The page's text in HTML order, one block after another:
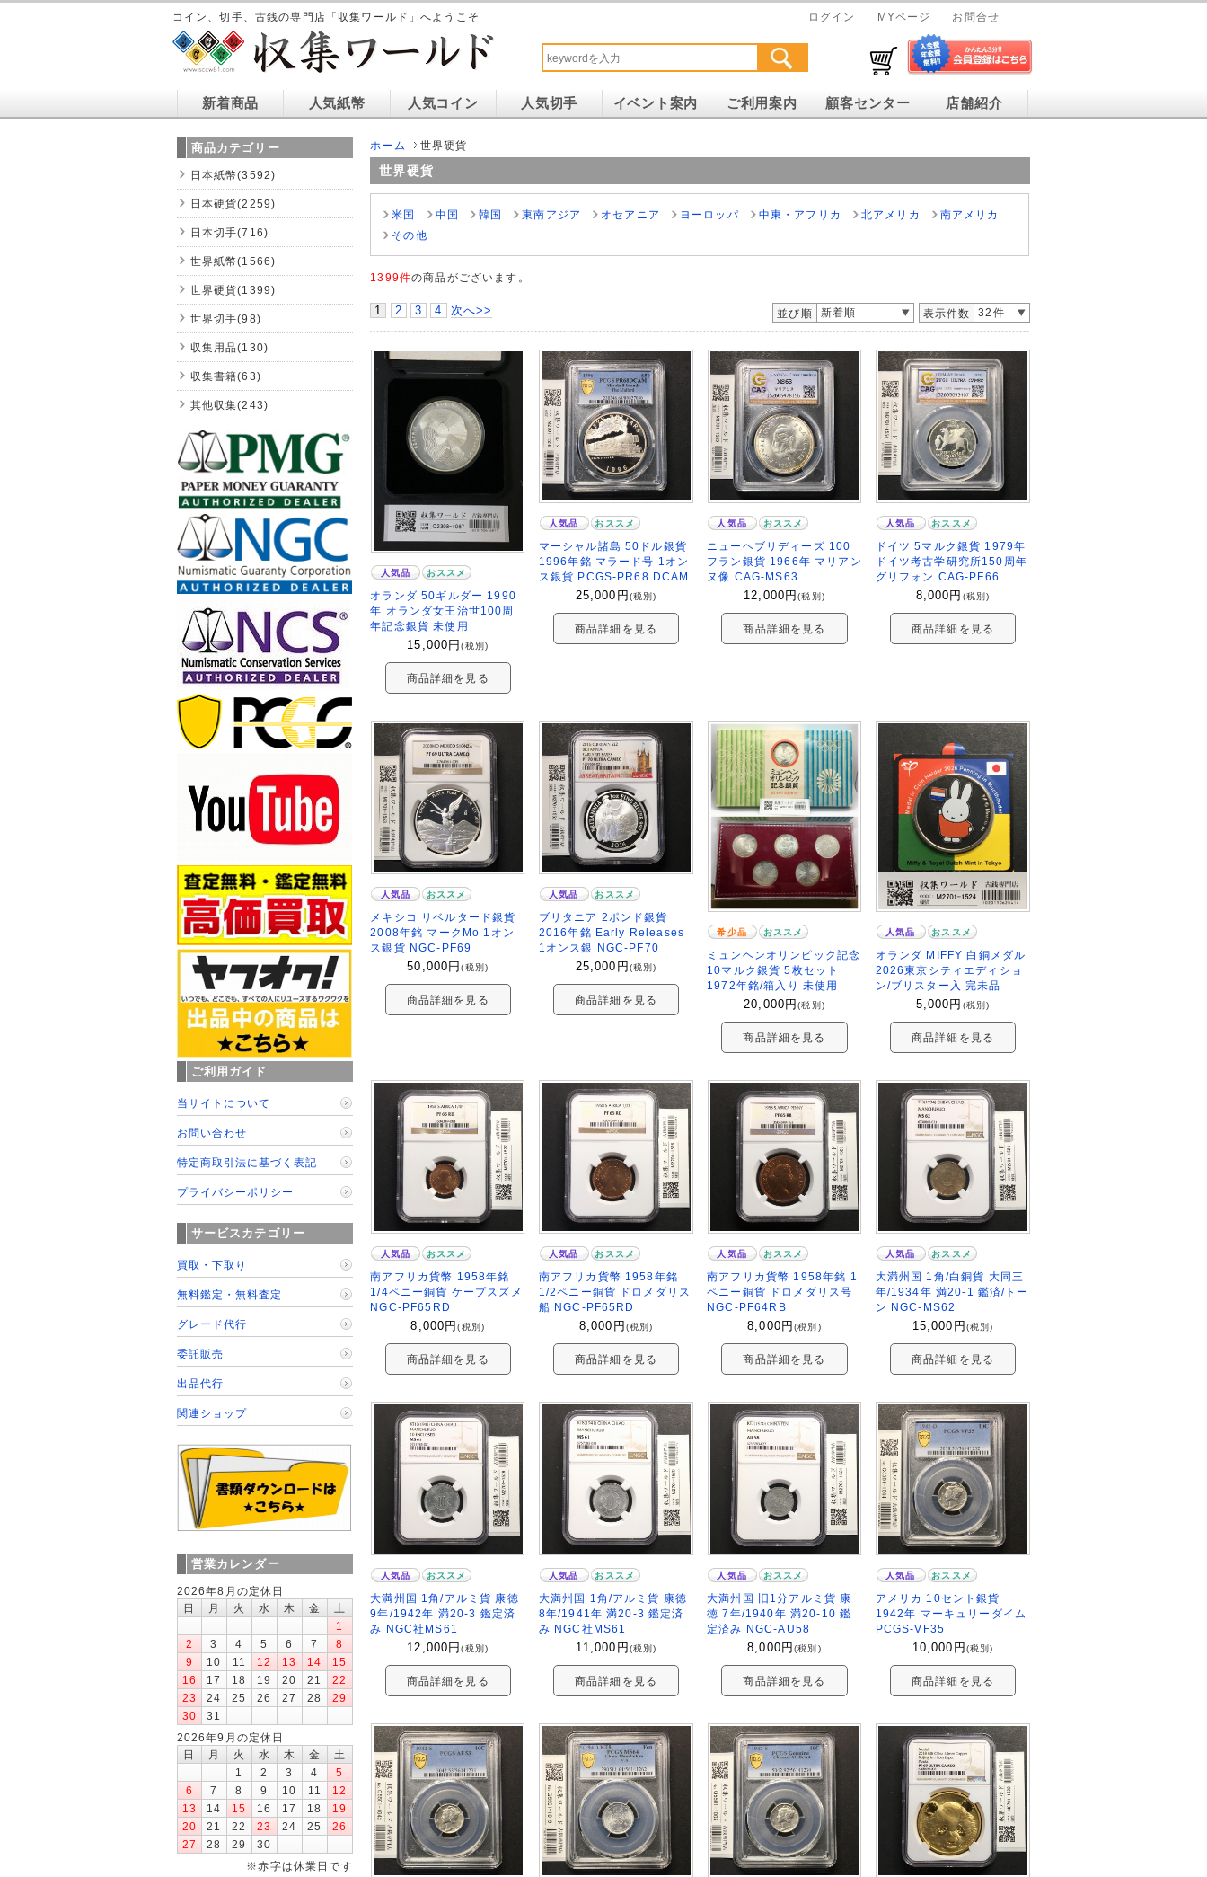
コイン、切手、古銭の専門店「収集ワールド」へようこそ ログイン MYページ お問合せ
新着商品 人気紙幣 人気コイン 人気切手 イベント案内 ご利用案内 顧客センター 店舗紹介
ホーム 世界硬貨
世界硬貨
米国 中国 韓国 東南アジア オセアニア ヨーロッパ 中東・アフリカ 北アメリカ
南アメリカ
その他
1399件の商品がございます。
並び順 新着順 表示件数 32件
1 2 3 4 次へ>>
人気品 おススメ
オランダ 50ギルダー 1990
年 オランダ女王治世100周
年記念銀貨 未使用
15,000 円(税別)
商品詳細を見る
人気品 おススメ
マーシャル諸島 50ドル銀貨
1996年銘 マラード号 1オン
ス銀貨 PCGS-PR68 DCAM
25,000 円 (税別)
商品詳細を見る
人気品 おススメ
ニューヘブリディーズ 100
フラン銀貨 1966年 マリアン
ヌ像 CAG-MS63
12,000 円(税別)
商品詳細を見る
人気品 おススメ
ドイツ 5マルク銀貨 1979年
ドイツ考古学研究所150周年
グリフォン CAG-PF66
8,000 円 (税別)
商品詳細を見る
人気品 おススメ
メキシコ リベルタード銀貨
2008年銘 マークMo 1オン
ス銀貨 NGC-PF69
50,000 円(税別)
商品詳細を見る
人気品 おススメ
ブリタニア 2ポンド銀貨
2016年銘 Early Releases
1オンス銀 NGC-PF70
25,000 円 (税別)
商品詳細を見る
希少品 おススメ
ミュンヘンオリンピック記念
10マルク銀貨 5枚セット
1972年銘/箱入り 未使用
20,000 円(税別)
商品詳細を見る
人気品 おススメ
オランダ MIFFY 白銅メダル
2026東京シティエディショ
ン/ブリスター入 完未品
5,000 円 (税別)
商品詳細を見る
人気品 おススメ
南アフリカ貨幣 1958年銘
1/4ペニー銅貨 ケープスズメ
NGC-PF65RD
8,000 円(税別)
商品詳細を見る
人気品 おススメ
南アフリカ貨幣 1958年銘
1/2ペニー銅貨 ドロメダリス
船 NGC-PF65RD
8,000 円 (税別)
商品詳細を見る
人気品 おススメ
南アフリカ貨幣 1958年銘 1
ペニー銅貨 ドロメダリス号
NGC-PF64RB
8,000 円(税別)
商品詳細を見る
人気品 おススメ
大満州国 1角/白銅貨 大同三
年/1934年 満20-1 鑑済/トー
ン NGC-MS62
15,000 円 (税別)
商品詳細を見る
人気品 おススメ
大満州国 1角/アルミ貨 康徳
9年/1942年 満20-3 鑑定済
み NGC社MS61
12,000 円(税別)
商品詳細を見る
人気品 おススメ
大満州国 1角/アルミ貨 康徳
8年/1941年 満20-3 鑑定済
み NGC社MS61
11,000 円 (税別)
商品詳細を見る
人気品 おススメ
大満州国 旧1分アルミ貨 康
徳 7年/1940年 満20-10 鑑
定済み NGC-AU58
8,000 円(税別)
商品詳細を見る
人気品 おススメ
アメリカ 10セント銀貨
1942年 マーキュリーダイム
PCGS-VF35
10,000 円 (税別)
商品詳細を見る
商品カテゴリー
日本紙幣(3592)
日本硬貨(2259)
日本切手(716)
世界紙幣(1566)
世界硬貨(1399)
世界切手(98)
収集用品(130)
収集書籍(63)
其他収集(243)
ご利用ガイド
当サイトについて
お問い合わせ
特定商取引法に基づく表記
プライバシーポリシー
サービスカテゴリー
買取・下取り
無料鑑定・無料査定
グレード代行
委託販売
出品代行
関連ショップ
営業カレンダー
2026年8月の定休日
日
月 火 水 木 金
土
1
2
3 4 5 6 7
8
9
10 11 12 13 14
15
16
17 18 19 20 21
22
23
24 25 26 27 28
29
30
31
2026年9月の定休日
日
月 火 水 木 金
土
1
2 3 4
5
6
7 8 9 10 11
12
13
14 15 16 17 18
19
20
21 22 23 24 25
26
27
28 29
30
※赤字は休業日です